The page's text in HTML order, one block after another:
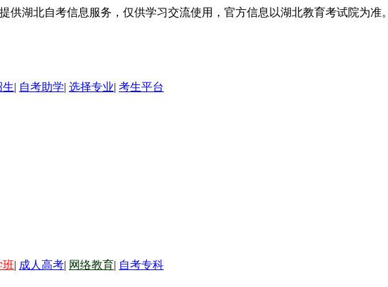
供湖北自考信息服务，仅供学习交流使用，官方信息以湖北教育考试院为准。
生| 自考助学| 选择专业| 考生平台
班| 成人高考| 网络教育| 自考专科